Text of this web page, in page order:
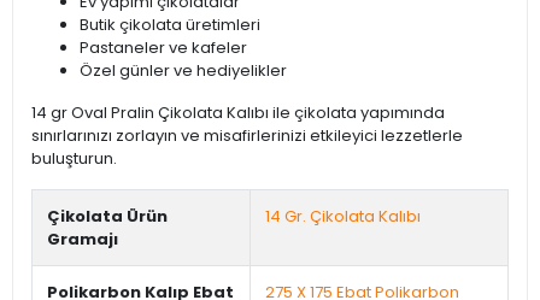
Butik çikolata üretimleri
Pastaneler ve kafeler
Özel günler ve hediyelikler
14 gr Oval Pralin Çikolata Kalıbı ile çikolata yapımında
sınırlarınızı zorlayın ve misafirlerinizi etkileyici lezzetlerle
buluşturun.
Çikolata Ürün
Gramajı
14 Gr. Çikolata Kalıbı
Polikarbon Kalıp Ebat
275 X 175 Ebat Polikarbon